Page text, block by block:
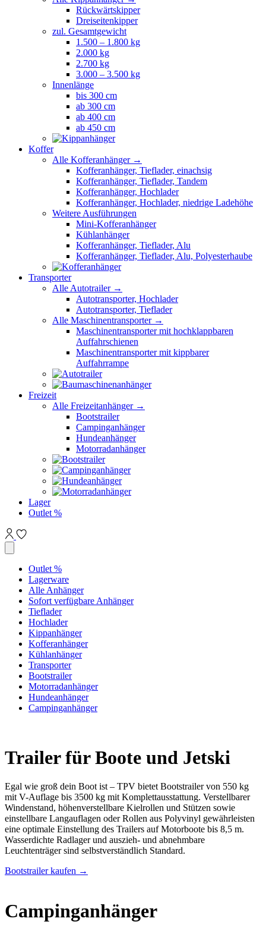
Rückwärtskipper
Dreiseitenkipper
zul. Gesamtgewicht
1.500 – 1.800 kg
2.000 kg
2.700 kg
3.000 – 3.500 kg
Innenlänge
bis 300 cm
ab 300 cm
ab 400 cm
ab 450 cm
Koffer
Alle Kofferanhänger →
Kofferanhänger, Tieflader, einachsig
Kofferanhänger, Tieflader, Tandem
Kofferanhänger, Hochlader
Kofferanhänger, Hochlader, niedrige Ladehöhe
Weitere Ausführungen
Mini-Kofferanhänger
Kühlanhänger
Kofferanhänger, Tieflader, Alu
Kofferanhänger, Tieflader, Alu, Polyesterhaube
Transporter
Alle Autotrailer →
Autotransporter, Hochlader
Autotransporter, Tieflader
Alle Maschinentransporter →
Maschinentransporter mit hochklappbaren
Auffahrschienen
Maschinentransporter mit kippbarer
Auffahrrampe
Freizeit
Alle Freizeitanhänger →
Bootstrailer
Campinganhänger
Hundeanhänger
Motorradanhänger
Lager
Outlet %
Outlet %
Lagerware
Alle Anhänger
Sofort verfügbare Anhänger
Tieflader
Hochlader
Kippanhänger
Kofferanhänger
Kühlanhänger
Transporter
Bootstrailer
Motorradanhänger
Hundeanhänger
Campinganhänger
Trailer für Boote und Jetski
Egal wie groß dein Boot ist – TPV bietet Bootstrailer von 550 kg
mit V-Auflage bis 3500 kg mit Komplettausstattung. Verstellbarer
Windenstand, höhenverstellbare Kielrollen und Stützen sowie
einstellbare Langauflagen oder Rollen aus Polyvinyl gewährleisten
eine optimale Einstellung des Trailers auf Motorboote bis 8,5 m.
Wasserdichte Radlager und auszieh- und abnehmbare
Leuchtenträger sind selbstverständlich Standard.
Bootstrailer kaufen →
Campinganhänger